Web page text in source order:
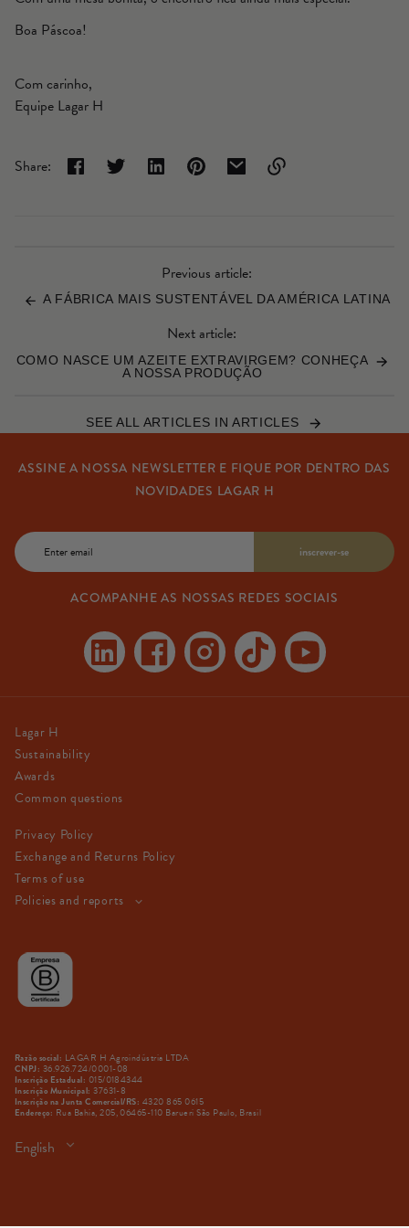
Boa Páscoa!
Com carinho,
Equipe Lagar H
Share:
Previous article:
A FÁBRICA MAIS SUSTENTÁVEL DA AMÉRICA LATINA
Next article:
COMO NASCE UM AZEITE EXTRAVIRGEM? CONHEÇA
A NOSSA PRODUÇÃO
SEE ALL ARTICLES IN ARTICLES
ASSINE A NOSSA NEWSLETTER E FIQUE POR DENTRO DAS
NOVIDADES LAGAR H
Email
inscrever-se
ACOMPANHE AS NOSSAS REDES SOCIAIS
LinkedinFacebookInstagramTikTok YouTube
Lagar H
Sustainability
Awards
Common questions
Privacy Policy
Exchange and Returns Policy
Terms of use
Policies and reports
Razão social: LAGAR H Agroindústria LTDA
CNPJ: 36.926.724/0001-08
Inscrição Estadual: 015/0184344
Inscrição Municipal: 37631-8
Inscrição na Junta Comercial/RS: 4320 865 0615
Endereço: Rua Bahia, 205, 06465-110 Barueri São Paulo, Brasil
Language
English